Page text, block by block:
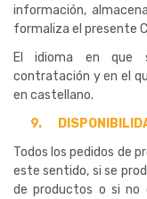
información,
formaliza el presente
El idioma en que
contratación y en el
en castellano.
9.
Todos los pedidos de
este sentido, si se
de productos o si no